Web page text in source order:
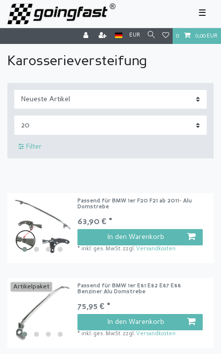
☰
EUR 0 0,00 EUR
Karosserieversteifung
Filter
Passend für BMW 1er F20 F21 ab 2011- Alu
Domstrebe
63,90 € *
In den Warenkorb
* inkl. ges. MwSt. zzgl. Versandkosten
Artikelpaket
Passend für BMW 1er E81 E82 E87 E88
Benziner Alu Domstrebe
75,95 € *
In den Warenkorb
* inkl. ges. MwSt. zzgl. Versandkosten